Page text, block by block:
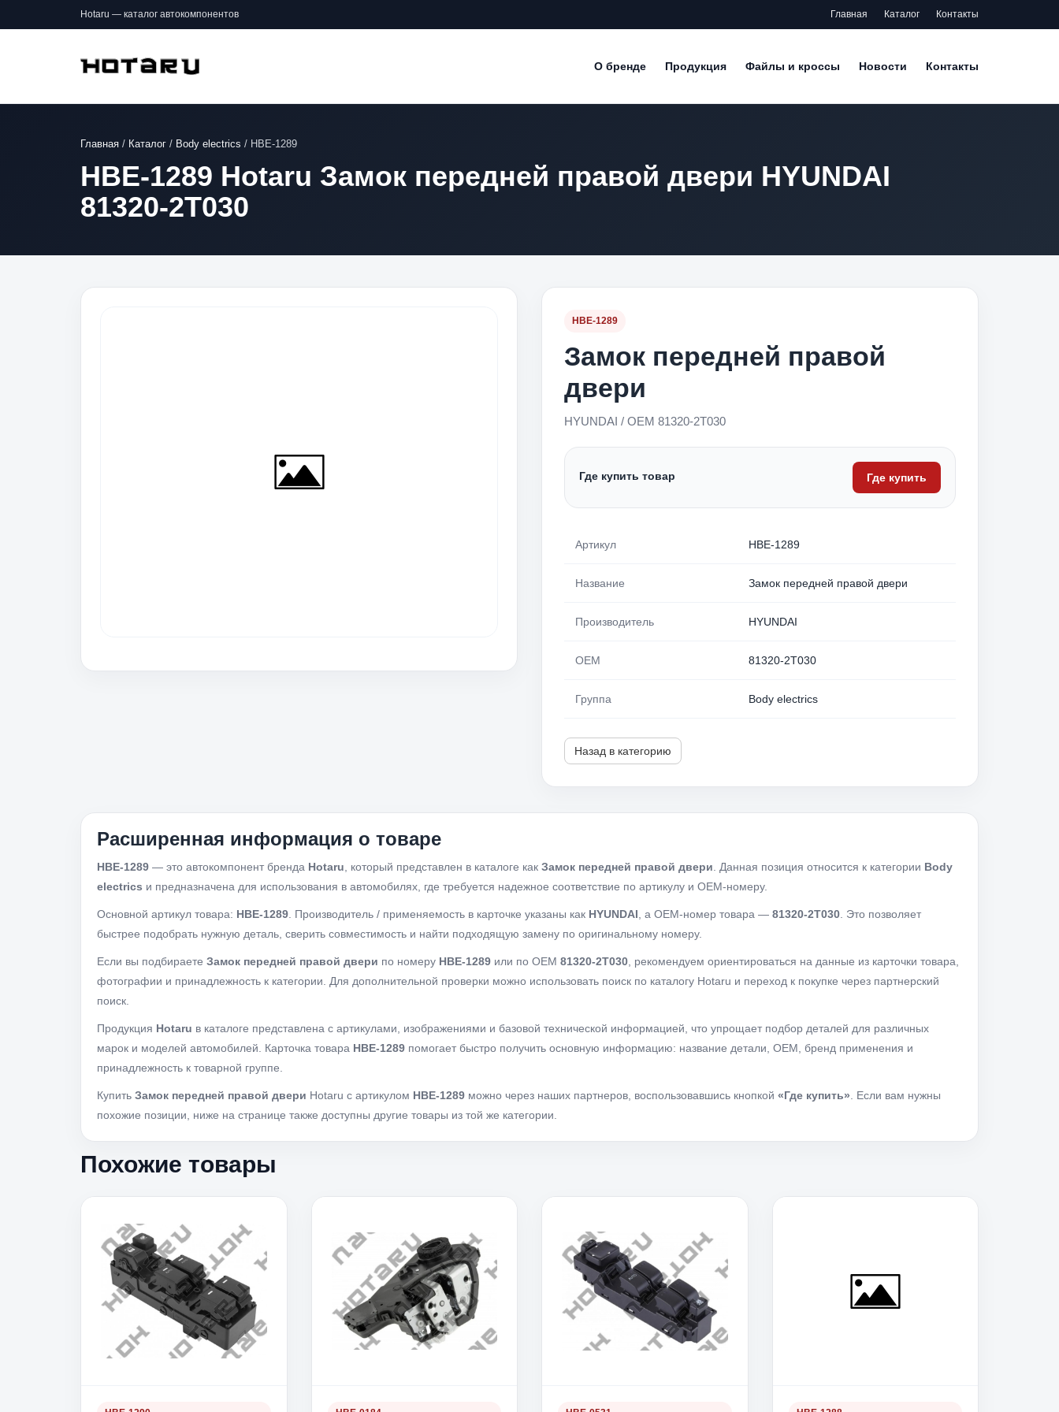
Hotaru — каталог автокомпонентов Главная Каталог Контакты
О бренде Продукция Файлы и кроссы Новости Контакты
Главная / Каталог / Body electrics / HBE-1289
HBE-1289 Hotaru Замок передней правой двери HYUNDAI
81320-2T030
HBE-1289
Замок передней правой
двери
HYUNDAI / OEM 81320-2T030
Где купить товар Где купить
Артикул HBE-1289
Название Замок передней правой двери
Производитель HYUNDAI
OEM 81320-2T030
Группа Body electrics
Назад в категорию
Расширенная информация о товаре
HBE-1289 — это автокомпонент бренда Hotaru , который представлен в каталоге как Замок передней правой двери . Данная позиция относится к категории Body
electrics и предназначена для использования в автомобилях, где требуется надежное соответствие по артикулу и OEM-номеру.
Основной артикул товара: HBE-1289 . Производитель / применяемость в карточке указаны как HYUNDAI , а OEM-номер товара — 81320-2T030 . Это позволяет
быстрее подобрать нужную деталь, сверить совместимость и найти подходящую замену по оригинальному номеру.
Если вы подбираете Замок передней правой двери по номеру HBE-1289 или по OEM 81320-2T030 , рекомендуем ориентироваться на данные из карточки товара,
фотографии и принадлежность к категории. Для дополнительной проверки можно использовать поиск по каталогу Hotaru и переход к покупке через партнерский
поиск.
Продукция Hotaru в каталоге представлена с артикулами, изображениями и базовой технической информацией, что упрощает подбор деталей для различных
марок и моделей автомобилей. Карточка товара HBE-1289 помогает быстро получить основную информацию: название детали, OEM, бренд применения и
принадлежность к товарной группе.
Купить Замок передней правой двери Hotaru с артикулом HBE-1289 можно через наших партнеров, воспользовавшись кнопкой «Где купить» . Если вам нужны
похожие позиции, ниже на странице также доступны другие товары из той же категории.
Похожие товары